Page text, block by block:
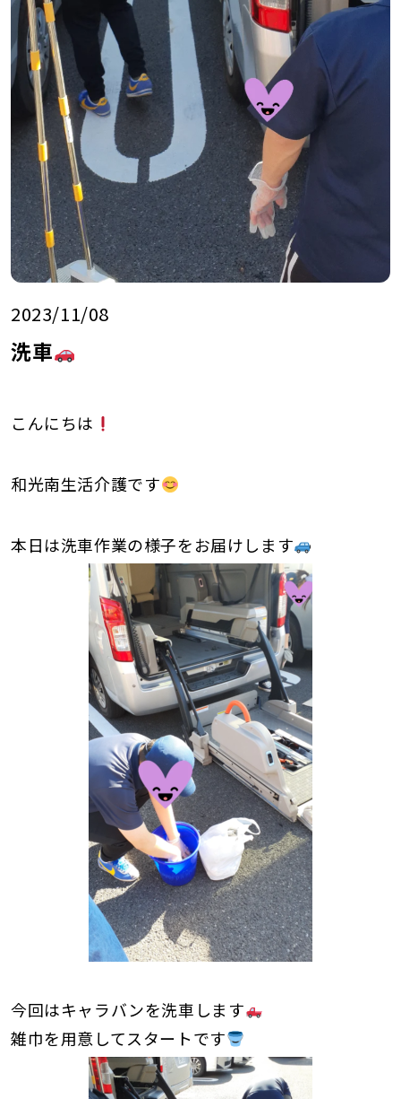
2023/11/08
洗車
こんにちは
和光南生活介護です
本日は洗車作業の様子をお届けします
今回はキャラバンを洗車します
雑巾を用意してスタートです